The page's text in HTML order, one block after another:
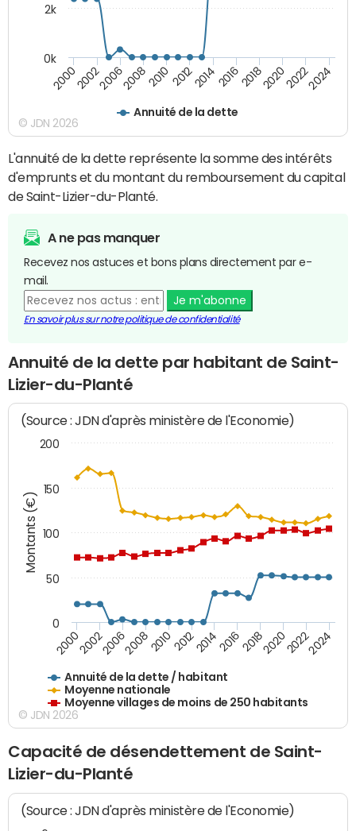
Annuité de la dette
20002002200620082010 2012201420162018202020222024
0k
2k
© JDN 2026
L'annuité de la dette représente la somme des intérêts
d'emprunts et du montant du remboursement du capital
de Saint-Lizier-du-Planté.
A ne pas manquer
Recevez nos astuces et bons plans directement par e-
mail.
Je m'abonne
En savoir plus sur notre politique de confidentialité
Annuité de la dette par habitant de Saint-
Lizier-du-Planté
Montants (€)
(Source : JDN d'après ministère de l'Economie)
Annuité de la dette / habitant
Moyenne nationale
Moyenne villages de moins de 250 habitants
200020022006200820102012201420162018202020222024
0
50
100
150
200
© JDN 2026
Capacité de désendettement de Saint-
Lizier-du-Planté
(Source : JDN d'après ministère de l'Economie)